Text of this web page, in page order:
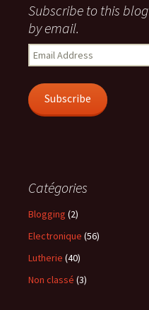
Subscribe to this blog
by email.
Email
Address
Subscribe
Catégories
Blogging (2)
Electronique (56)
Lutherie (40)
Non classé (3)